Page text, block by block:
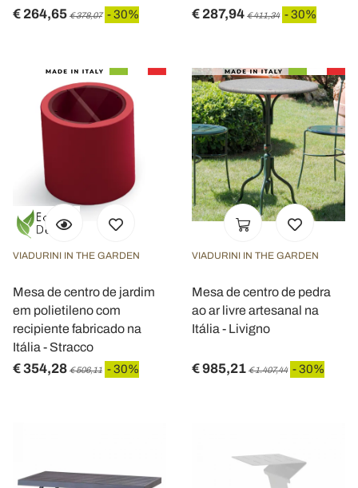
€ 264,65 € 378,07 - 30% € 287,94 € 411,34 - 30%
VIADURINI IN THE GARDEN
Mesa de centro de jardim
em polietileno com
recipiente fabricado na
Itália - Stracco
€ 354,28 € 506,11 - 30%
VIADURINI IN THE GARDEN
Mesa de centro de pedra
ao ar livre artesanal na
Itália - Livigno
€ 985,21 € 1.407,44 - 30%